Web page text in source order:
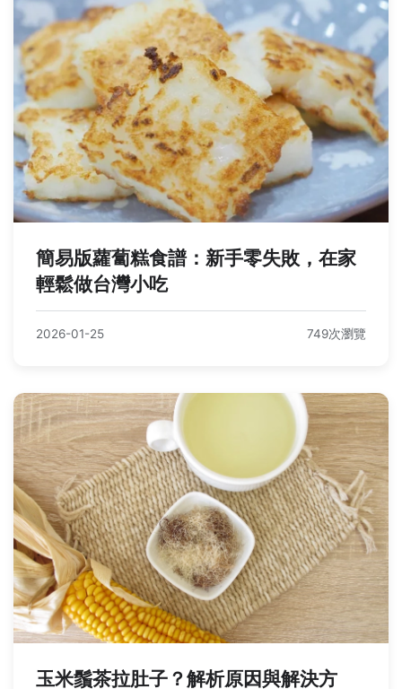
簡易版蘿蔔糕食譜：新手零失敗，在家
輕鬆做台灣小吃
2026-01-25 749次瀏覽
玉米鬚茶拉肚子？解析原因與解決方